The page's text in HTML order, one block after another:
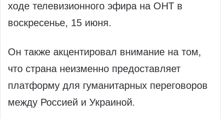
ходе телевизионного эфира на ОНТ в
воскресенье, 15 июня.
Он также акцентировал внимание на том,
что страна неизменно предоставляет
платформу для гуманитарных переговоров
между Россией и Украиной.